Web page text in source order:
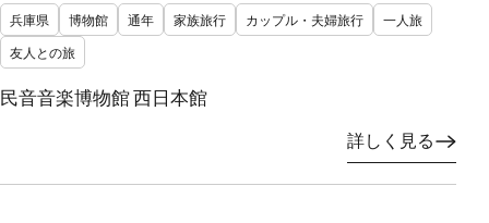
兵庫県 博物館 通年 家族旅行 カップル・夫婦旅行
一人旅
友人との旅
民音音楽博物館 西日本館
詳しく見る